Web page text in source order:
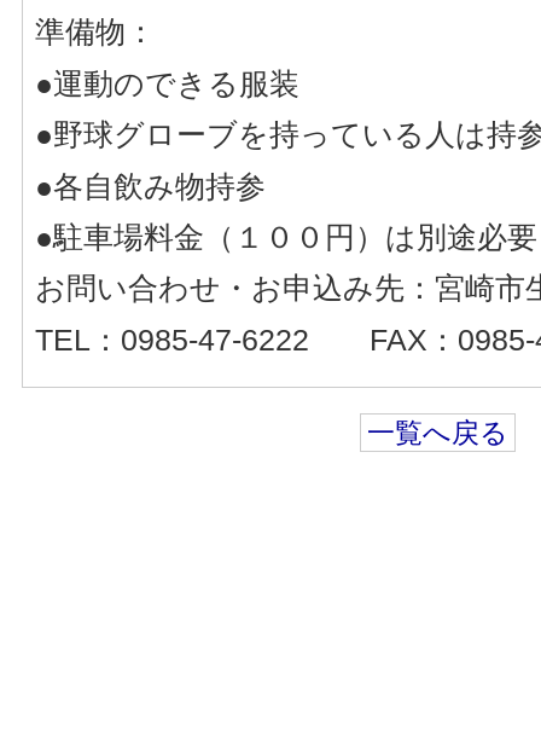
準備物：
●運動のできる服装
●野球グローブを持っている人は持
●各自飲み物持参
●駐車場料金（１００円）は別途必
お問い合わせ・お申込み先：宮崎市
TEL：0985-47-6222 FAX：0985-
一覧へ戻る